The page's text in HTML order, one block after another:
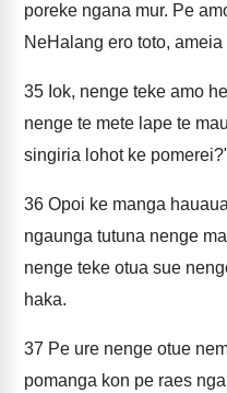
poreke ngana mur. Pe
NeHalang ero toto,
35 Iok, nenge teke amo
nenge te mete lape te
singiria lohot ke
36 Opoi ke manga
ngaunga tutuna nenge
nenge teke otua sue
haka.
37 Pe ure nenge otue
pomanga kon pe raes